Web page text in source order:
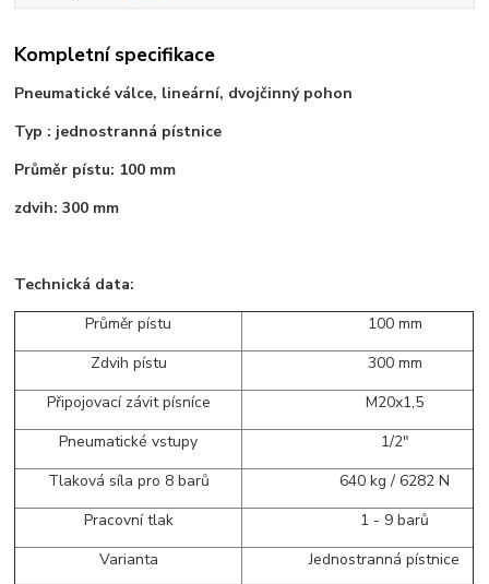
Kompletní specifikace
Pneumatické válce, lineární, dvojčinný pohon
Typ : jednostranná pístnice
Průměr pístu: 100 mm
zdvih: 300 mm
Technická data:
Průměr pístu
100 mm
Zdvih pístu
300 mm
Připojovací závit písníce
M20x1,5
Pneumatické vstupy
1/2"
Tlaková síla pro 8 barů
640 kg / 6282 N
Pracovní tlak
1 - 9 barů
Varianta
Jednostranná pístnice